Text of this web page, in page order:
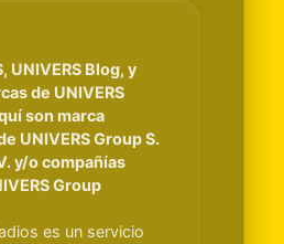
UNIVERS Blog, y
de UNIVERS
son marca
UNIVERS Group S.
y/o compañías
Group
es un servicio